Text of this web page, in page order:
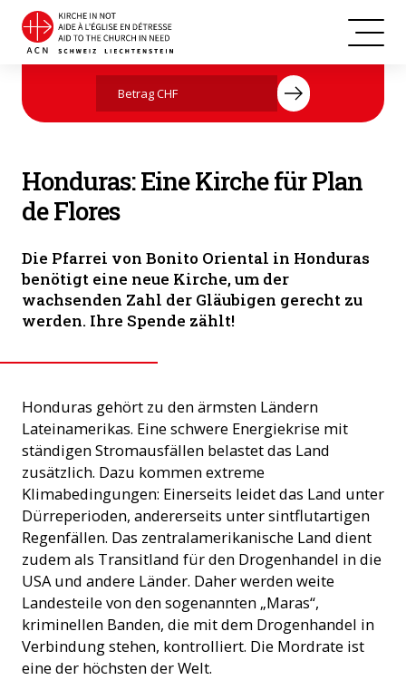
Honduras
Jetzt mit Ihrer Spende helfen
Honduras: Eine Kirche für Plan
de Flores
Die Pfarrei von Bonito Oriental in Honduras
benötigt eine neue Kirche, um der
wachsenden Zahl der Gläubigen gerecht zu
werden. Ihre Spende zählt!
Honduras gehört zu den ärmsten Ländern
Lateinamerikas. Eine schwere Energiekrise mit
ständigen Stromausfällen belastet das Land
zusätzlich. Dazu kommen extreme
Klimabedingungen: Einerseits leidet das Land unter
Dürreperioden, andererseits unter sintflutartigen
Regenfällen. Das zentralamerikanische Land dient
zudem als Transitland für den Drogenhandel in die
USA und andere Länder. Daher werden weite
Landesteile von den sogenannten „Maras“,
kriminellen Banden, die mit dem Drogenhandel in
Verbindung stehen, kontrolliert. Die Mordrate ist
eine der höchsten der Welt.